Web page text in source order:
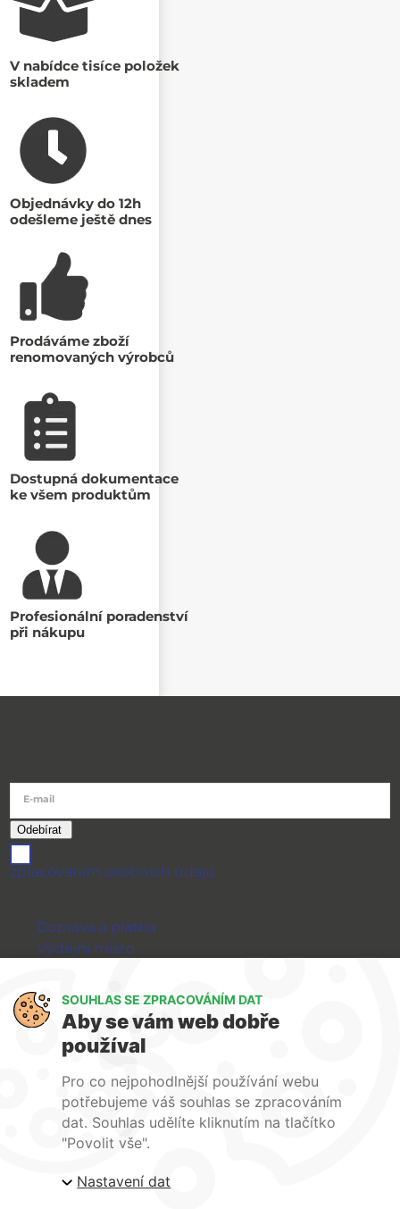
V nabídce tisíce položek
skladem
Objednávky do 12h
odešleme ještě dnes
Prodáváme zboží
renomovaných výrobců
Dostupná dokumentace
ke všem produktům
Profesionální poradenství
při nákupu
E-mail
zpracováním osobních údajů
Doprava a platba
Výdejní místo
GDPR
WIRPO s.r.o.
Obchodní podmínky
O nás
Kontakty
Firemní web
SOUHLAS SE ZPRACOVÁNÍM DAT
Aby se vám web dobře
používal
Pro co nejpohodlnější používání webu
potřebujeme váš souhlas se zpracováním
dat. Souhlas udělíte kliknutím na tlačítko
"Povolit vše".
Nastavení dat